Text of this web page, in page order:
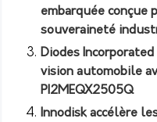
embarquée conçue
souveraineté
Diodes
vision automobile
PI2MEQX2505Q
Innodisk accélère